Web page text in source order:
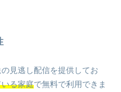
見逃し配信を提供してお
る家庭で無料で利用できま